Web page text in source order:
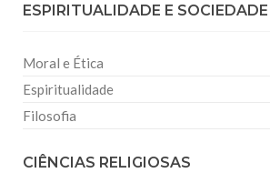
ESPIRITUALIDADE E SOCIEDADE
Moral e Ética
Espiritualidade
Filosofia
CIÊNCIAS RELIGIOSAS